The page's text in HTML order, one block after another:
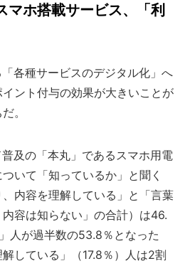
マホ搭載サービス、「利
各種サービスのデジタル化」へ
ント付与の効果が大きいことが
。
及の「本丸」であるスマホ用電
いて「知っているか」と聞く
内容を理解している」と「言葉
容は知らない」の合計）は46.
人が過半数の53.8％となった
解している」（17.8％）人は2割